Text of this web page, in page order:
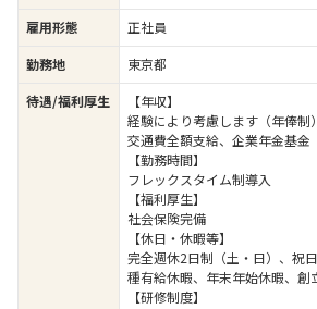
雇用形態
正社員
勤務地
東京都
待遇/福利厚生
【年収】
経験により考慮します（年俸制）
交通費全額支給、企業年金基金
【勤務時間】
フレックスタイム制導入
【福利厚生】
社会保険完備
【休日・休暇等】
完全週休2日制（土・日）、祝
種有給休暇、年末年始休暇、創
【研修制度】